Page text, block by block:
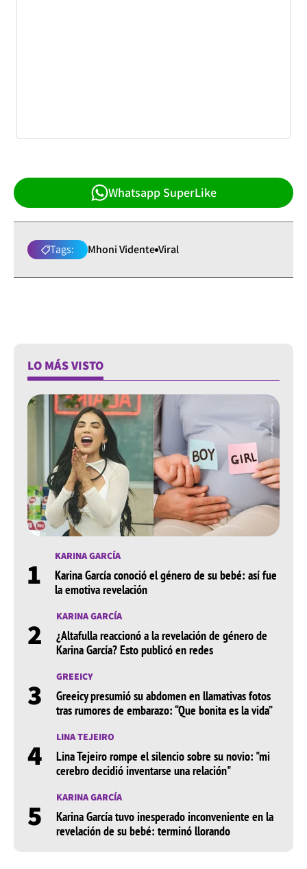
Whatsapp SuperLike
Tags: Mhoni Vidente Viral
LO MÁS VISTO
1 KARINA GARCÍA
Karina García conoció el género de su bebé: así fue
la emotiva revelación
2 KARINA GARCÍA
¿Altafulla reaccionó a la revelación de género de
Karina García? Esto publicó en redes
3 GREEICY
Greeicy presumió su abdomen en llamativas fotos
tras rumores de embarazo: “Que bonita es la vida”
4 LINA TEJEIRO
Lina Tejeiro rompe el silencio sobre su novio: "mi
cerebro decidió inventarse una relación"
5 KARINA GARCÍA
Karina García tuvo inesperado inconveniente en la
revelación de su bebé: terminó llorando